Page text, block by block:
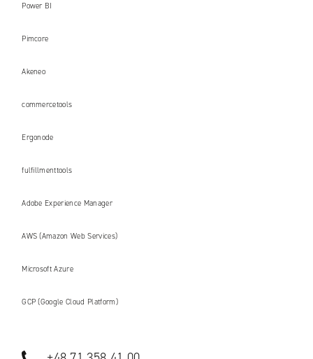
Power BI
Pimcore
Akeneo
commercetools
Ergonode
fulfillmenttools
Adobe Experience Manager
AWS (Amazon Web Services)
Microsoft Azure
GCP (Google Cloud Platform)